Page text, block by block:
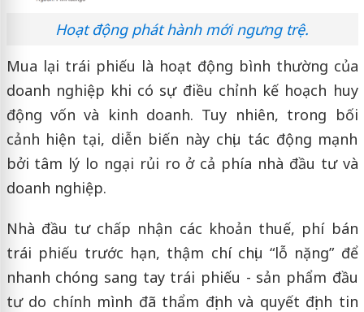
Hoạt động phát hành mới ngưng trệ.
Mua lại trái phiếu là hoạt động bình thường của
doanh nghiệp khi có sự điều chỉnh kế hoạch huy
động vốn và kinh doanh. Tuy nhiên, trong bối
cảnh hiện tại, diễn biến này chịu tác động mạnh
bởi tâm lý lo ngại rủi ro ở cả phía nhà đầu tư và
doanh nghiệp.
Nhà đầu tư chấp nhận các khoản thuế, phí bán
trái phiếu trước hạn, thậm chí chịu “lỗ nặng” để
nhanh chóng sang tay trái phiếu - sản phẩm đầu
tư do chính mình đã thẩm định và quyết định tin